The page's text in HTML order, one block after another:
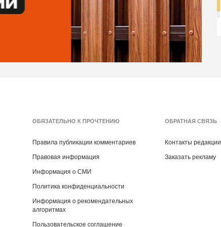
ОБЯЗАТЕЛЬНО К ПРОЧТЕНИЮ
Правила публикации комментариев
Правовая информация
Информация о СМИ
Политика конфиденциальности
Информация о рекомендательных
алгоритмах
Пользовательское соглашение
ОБРАТНАЯ СВЯЗЬ
Контакты редакции
Заказать рекламу